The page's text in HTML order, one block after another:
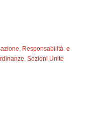
Responsabilità e
,Sezioni Unite